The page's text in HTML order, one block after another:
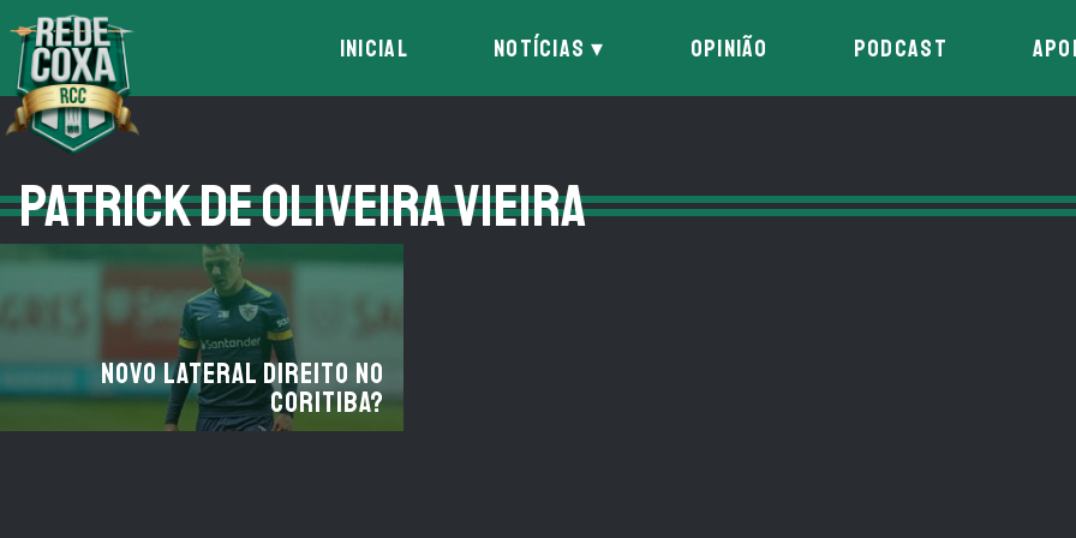
INICIAL NOTÍCIAS OPINIÃO PODCAST
PATRICK DE OLIVEIRA VIEIRA
Novo lateral direito no
Coritiba?